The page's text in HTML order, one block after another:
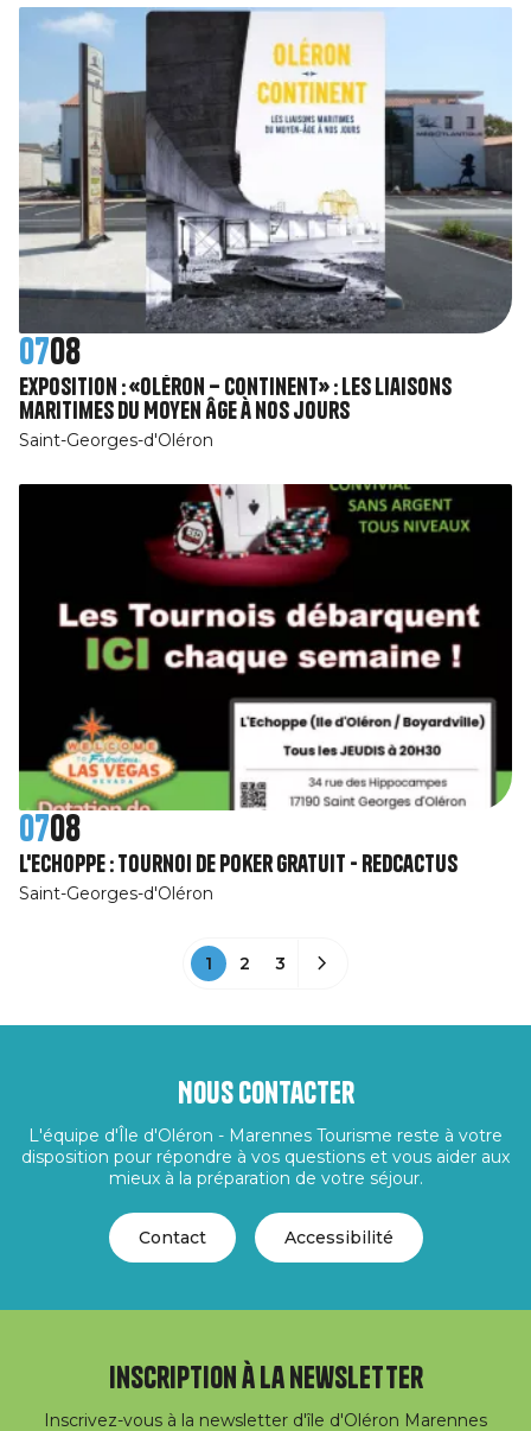
0708
Exposition : «Oléron – Continent» : Les liaisons
maritimes du Moyen Âge à nos jours
Saint-Georges-d'Oléron
0708
L'Echoppe : Tournoi de poker gratuit - RedCactus
Saint-Georges-d'Oléron
1 2 3
Nous contacter
L'équipe d'Île d'Oléron - Marennes Tourisme reste à votre
disposition pour répondre à vos questions et vous aider aux
mieux à la préparation de votre séjour.
Contact Accessibilité
Inscription à la newsletter
Inscrivez-vous à la newsletter d'île d'Oléron Marennes